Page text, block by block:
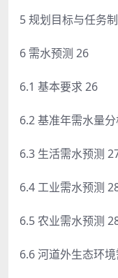
5 规划目标与任务
6 需水预测 26
6.1 基本要求 26
6.2 基准年需水量
6.3 生活需水预测
6.4 工业需水预测
6.5 农业需水预测
6.6 河道外生态环